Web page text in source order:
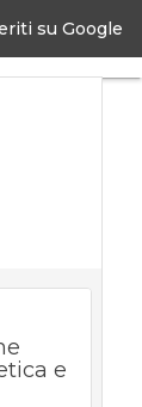
su Google
e